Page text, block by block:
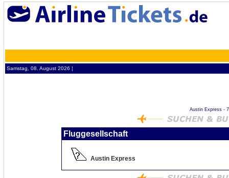
Samstag, 08. August 2026 ¦
Austin Express -
Fluggesellschaft
Austin Express